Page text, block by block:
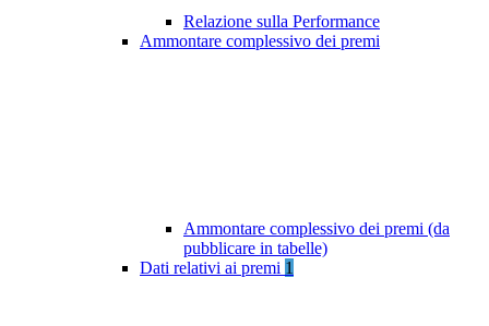
Relazione sulla Performance
Ammontare complessivo dei premi
Ammontare complessivo dei premi (da
pubblicare in tabelle)
Dati relativi ai premi 1